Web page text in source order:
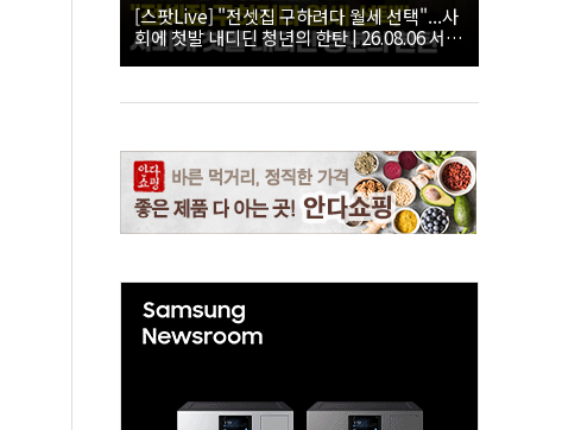
[스팟Live] "전셋집 구하려다 월세 선택"...사
회에 첫발 내디딘 청년의 한탄 | 26.08.06 서울
시 부동산 대토론회